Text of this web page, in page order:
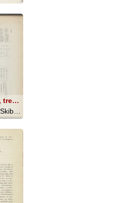
Double strap, treble rivetted
Rapport Over Skibsbyggeriet I England... - 1866